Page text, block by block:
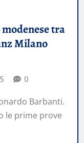
tra
Milano
0
Barbanti.
le prime prove